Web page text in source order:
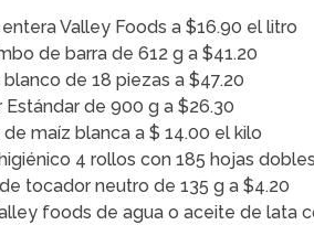
Valley Foods a $16.90 el litro
de barra de 612 g a $41.20
blanco de 18 piezas a $47.20
Estándar de 900 g a $26.30
de maíz blanca a $ 14.00 el kilo
4 rollos con 185 hojas
tocador neutro de 135 g a $4.20
foods de agua o aceite de lata